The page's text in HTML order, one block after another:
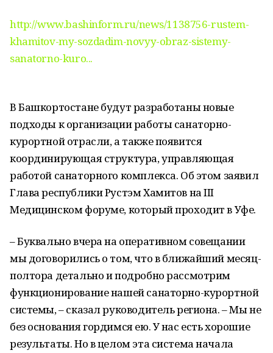
http://www.bashinform.ru/news/1138756-rustem-
khamitov-my-sozdadim-novyy-obraz-sistemy-
sanatorno-kuro...
В Башкортостане будут разработаны новые
подходы к организации работы санаторно-
курортной отрасли, а также появится
координирующая структура, управляющая
работой санаторного комплекса. Об этом заявил
Глава республики Рустэм Хамитов на III
Медицинском форуме, который проходит в Уфе.
– Буквально вчера на оперативном совещании
мы договорились о том, что в ближайший месяц-
полтора детально и подробно рассмотрим
функционирование нашей санаторно-курортной
системы, – сказал руководитель региона. – Мы не
без основания гордимся ею. У нас есть хорошие
результаты. Но в целом эта система начала